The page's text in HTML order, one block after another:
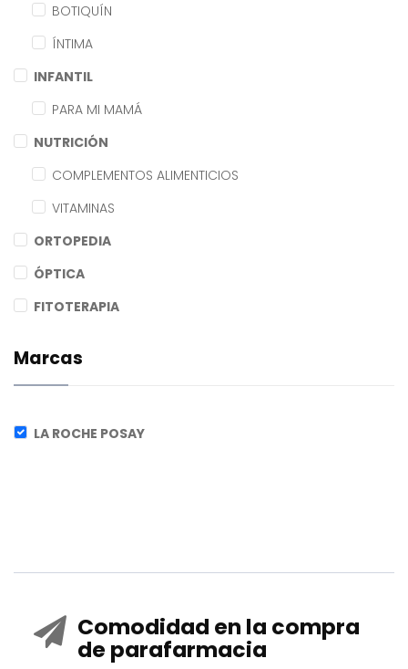
BOTIQUÍN
ÍNTIMA
INFANTIL
PARA MI MAMÁ
NUTRICIÓN
COMPLEMENTOS ALIMENTICIOS
VITAMINAS
ORTOPEDIA
ÓPTICA
FITOTERAPIA
Marcas
LA ROCHE POSAY
Comodidad en la compra
de parafarmacia